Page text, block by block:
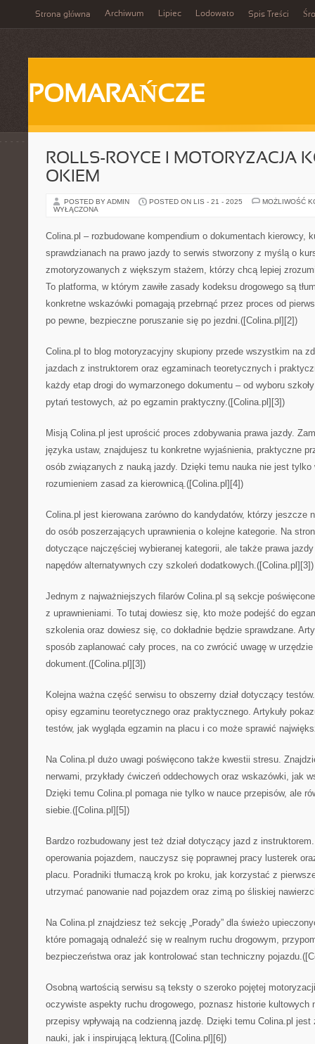
Strona główna Archiwum Lipiec Lodowato Spis Treści
POMARAŃCZE
ROLLS-ROYCE I MOTORYZACJA
OKIEM
POSTED BY ADMIN POSTED ON LIS - 21 - 2025
MOŻLIWOŚĆ
WYŁĄCZONA
Colina.pl – rozbudowane kompendium o dokumentach kierowcy,
sprawdzianach na prawo jazdy to serwis stworzony z myślą o
zmotoryzowanych z większym stażem, którzy chcą lepiej
To platforma, w którym zawiłe zasady kodeksu drogowego są
konkretne wskazówki pomagają przebrnąć przez proces od
po pewne, bezpieczne poruszanie się po jezdni.([Colina.pl][2])
Colina.pl to blog motoryzacyjny skupiony przede wszystkim na
jazdach z instruktorem oraz egzaminach teoretycznych i
każdy etap drogi do wymarzonego dokumentu – od wyboru
pytań testowych, aż po egzamin praktyczny.([Colina.pl][3])
Misją Colina.pl jest uprościć proces zdobywania prawa jazdy.
języka ustaw, znajdujesz tu konkretne wyjaśnienia, praktyczne
osób związanych z nauką jazdy. Dzięki temu nauka nie jest tylko
rozumieniem zasad za kierownicą.([Colina.pl][4])
Colina.pl jest kierowana zarówno do kandydatów, którzy jeszcze
do osób poszerzających uprawnienia o kolejne kategorie. Na
dotyczące najczęściej wybieranej kategorii, ale także prawa
napędów alternatywnych czy szkoleń dodatkowych.([Colina.pl][3])
Jednym z najważniejszych filarów Colina.pl są sekcje
z uprawnieniami. To tutaj dowiesz się, kto może podejść do
szkolenia oraz dowiesz się, co dokładnie będzie sprawdzane.
sposób zaplanować cały proces, na co zwrócić uwagę w
dokument.([Colina.pl][3])
Kolejna ważna część serwisu to obszerny dział dotyczący
opisy egzaminu teoretycznego oraz praktycznego. Artykuły
testów, jak wygląda egzamin na placu i co może sprawić
Na Colina.pl dużo uwagi poświęcono także kwestii stresu.
nerwami, przykłady ćwiczeń oddechowych oraz wskazówki, jak
Dzięki temu Colina.pl pomaga nie tylko w nauce przepisów, ale
siebie.([Colina.pl][5])
Bardzo rozbudowany jest też dział dotyczący jazd z
operowania pojazdem, nauczysz się poprawnej pracy lusterek
placu. Poradniki tłumaczą krok po kroku, jak korzystać z
utrzymać panowanie nad pojazdem oraz zimą po śliskiej
Na Colina.pl znajdziesz też sekcję „Porady” dla świeżo
które pomagają odnaleźć się w realnym ruchu drogowym,
bezpieczeństwa oraz jak kontrolować stan techniczny
Osobną wartością serwisu są teksty o szeroko pojętej
oczywiste aspekty ruchu drogowego, poznasz historie kultowych
przepisy wpływają na codzienną jazdę. Dzięki temu Colina.pl jest
nauki, jak i inspirującą lekturą.([Colina.pl][6])